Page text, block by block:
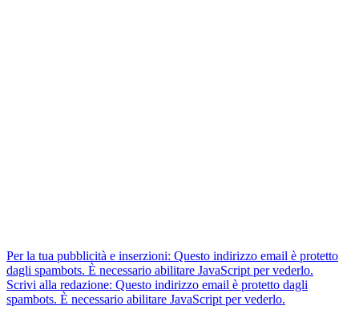
Per la tua pubblicità e inserzioni: Questo indirizzo email è protetto
dagli spambots. È necessario abilitare JavaScript per vederlo.
Scrivi alla redazione: Questo indirizzo email è protetto dagli
spambots. È necessario abilitare JavaScript per vederlo.